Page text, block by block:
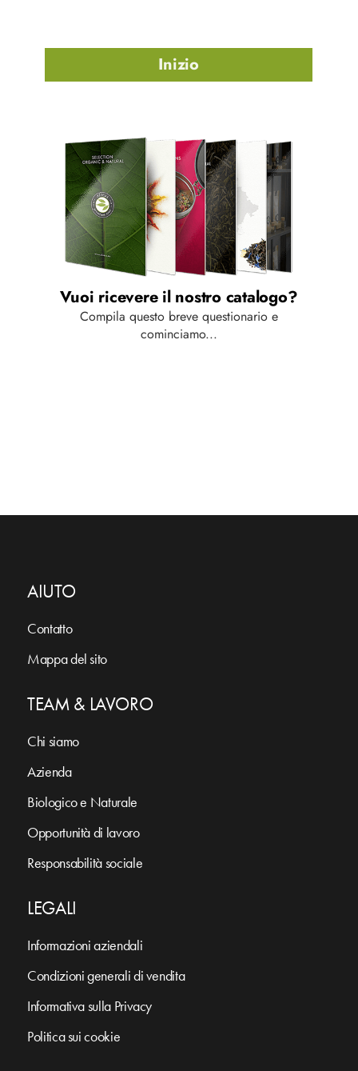
AIUTO
Contatto
Mappa del sito
TEAM & LAVORO
Chi siamo
Azienda
Biologico e Naturale
Opportunità di lavoro
Responsabilità sociale
LEGALI
Informazioni aziendali
Condizioni generali di vendita
Informativa sulla Privacy
Politica sui cookie